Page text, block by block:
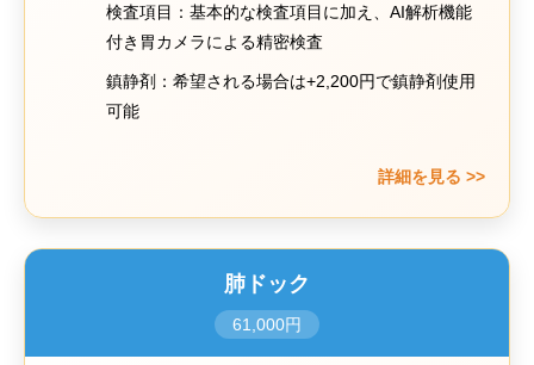
検査項目：基本的な検査項目に加え、AI解析機能
付き胃カメラによる精密検査
鎮静剤：希望される場合は+2,200円で鎮静剤使用
可能
詳細を見る >>
肺ドック
61,000円